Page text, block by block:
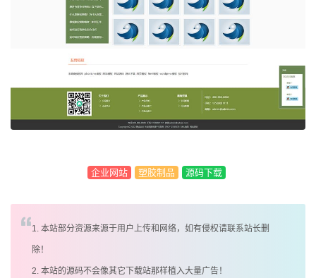
企业网站 塑胶制品 源码下载
1. 本站部分资源来源于用户上传和网络，如有侵权请联系站长删
除！
2. 本站的源码不会像其它下载站那样植入大量广告！